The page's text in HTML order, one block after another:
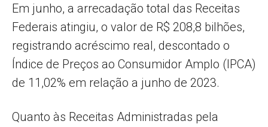
Em junho, a arrecadação total das Receitas
Federais atingiu, o valor de R$ 208,8 bilhões,
registrando acréscimo real, descontado o
Índice de Preços ao Consumidor Amplo (IPCA)
de 11,02% em relação a junho de 2023.
Quanto às Receitas Administradas pela